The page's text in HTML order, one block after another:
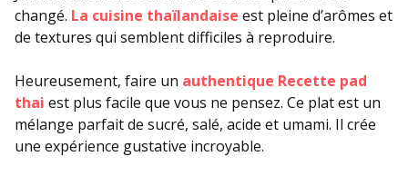
changé. La cuisine thaïlandaise est pleine d’arômes et
de textures qui semblent difficiles à reproduire.
Heureusement, faire un authentique Recette pad
thai est plus facile que vous ne pensez. Ce plat est un
mélange parfait de sucré, salé, acide et umami. Il crée
une expérience gustative incroyable.